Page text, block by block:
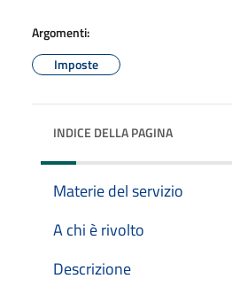
Argomenti:
Imposte
INDICE DELLA PAGINA
Materie del servizio
A chi è rivolto
Descrizione